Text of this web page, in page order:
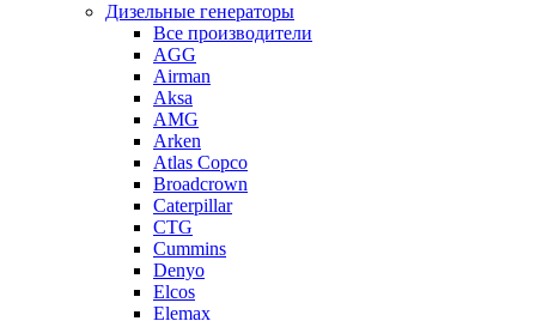
Дизельные генераторы
Все производители
AGG
Airman
Aksa
AMG
Arken
Atlas Copco
Broadcrown
Caterpillar
CTG
Cummins
Denyo
Elcos
Elemax